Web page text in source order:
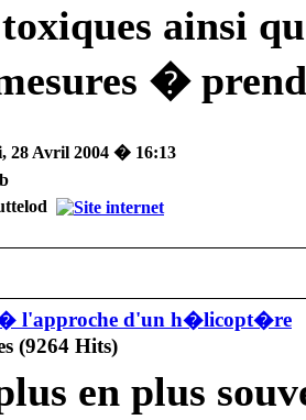
ainsi
�
28 Avril 2004 � 16:13
l'approche d'un h�licopt�re
en plus